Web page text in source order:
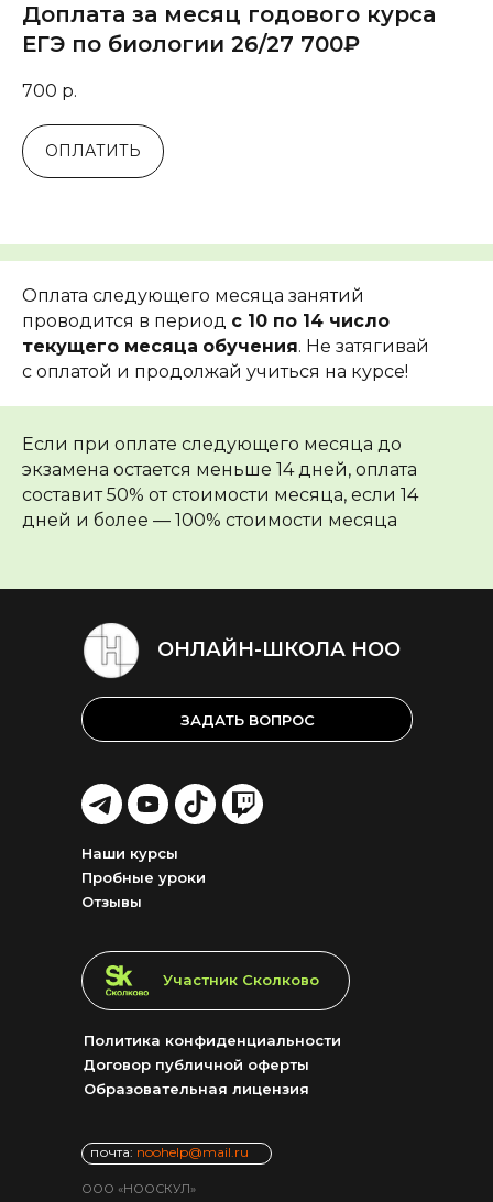
Доплата за месяц годового курса
ЕГЭ по биологии 26/27 700₽
700 р.
ОПЛАТИТЬ
Оплата следующего месяца занятий
проводится в период с 10 по 14 число
текущего месяца обучения. Не затягивай
с оплатой и продолжай учиться на курсе!
Если при оплате следующего месяца до
экзамена остается меньше 14 дней, оплата
составит 50% от стоимости месяца, если 14
дней и более — 100% стоимости месяца
ОНЛАЙН-ШКОЛА НОО
ООО «НООСКУЛ»
почта: noohelp@mail.ru
LET'S
GO!
LET'S
GO!
LET'S
GO!
LET'S
GO!
Образовательная лицензия
Договор публичной оферты
Политика конфиденциальности
Отзывы
Пробные уроки
Наши курсы
ЗАДАТЬ ВОПРОС
Участник Сколково
LET'S GO!